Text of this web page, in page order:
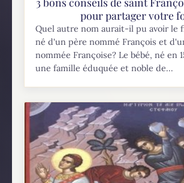
pour partager votre
Quel autre nom aurait-il pu avoir le
né d'un père nommé François et
nommée Françoise? Le bébé, né en
une famille éduquée et noble de...